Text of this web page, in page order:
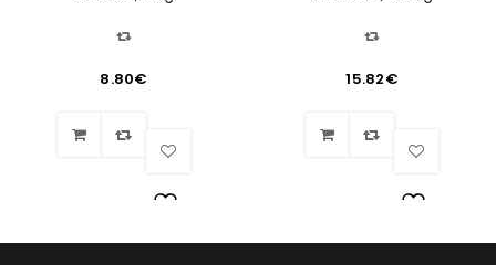
8.80€
Lista
15.82€
Lista